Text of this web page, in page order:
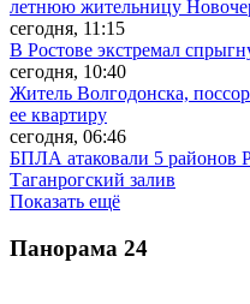
летнюю жительницу
сегодня, 11:15
В Ростове экстремал
сегодня, 10:40
Житель Волгодонска,
ее квартиру
сегодня, 06:46
БПЛА атаковали 5 районов
Таганрогский залив
Показать ещё
Панорама 24